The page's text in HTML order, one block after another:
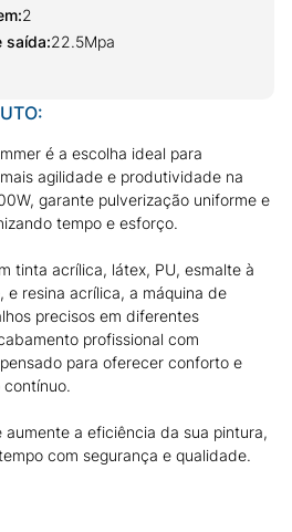
:2
saída:22.5Mpa
é a escolha ideal para
agilidade e produtividade na
garante pulverização uniforme e
tempo e esforço.
tinta acrílica, látex, PU, esmalte à
e resina acrílica, a máquina de
precisos em diferentes
profissional com
para oferecer conforto e
a eficiência da sua pintura,
com segurança e qualidade.